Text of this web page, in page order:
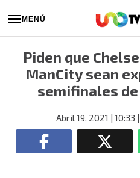
MENÚ
Piden que
ManCity sean
semifinales
Abril 19, 2021 | 10:33